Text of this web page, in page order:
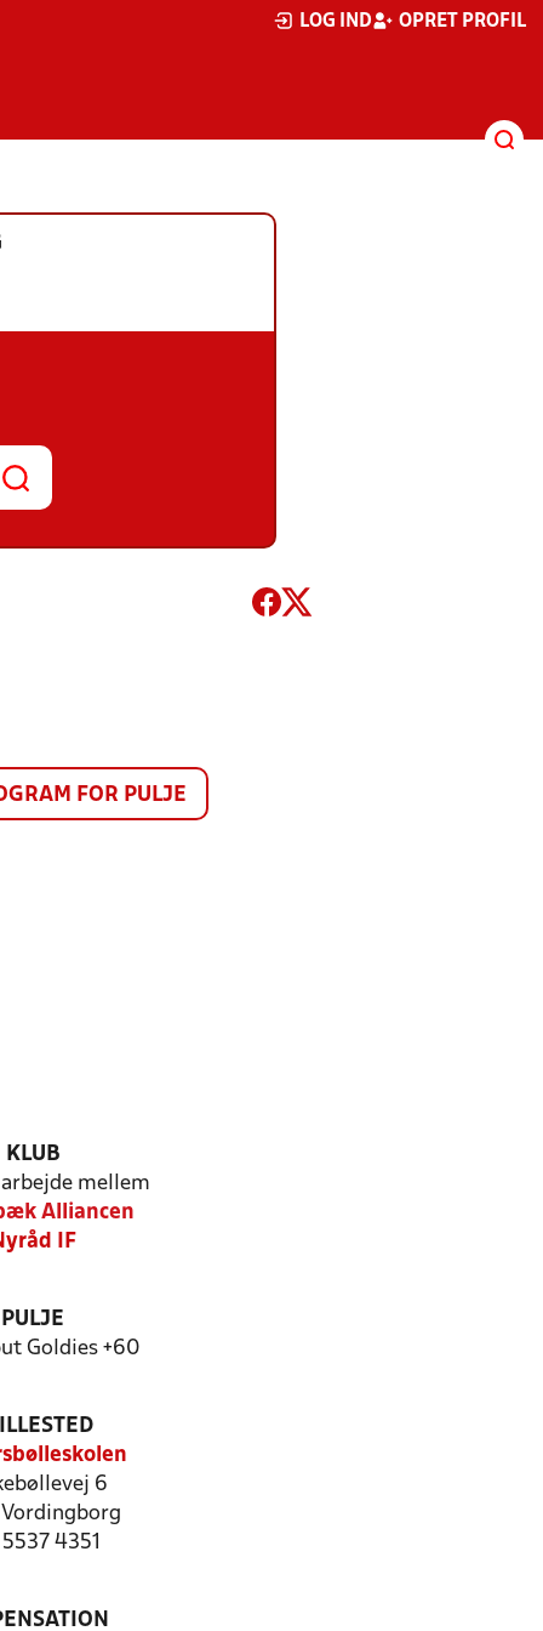
LOG IND OPRET PROFIL
FOR PULJE
KLUB
mellem
Alliancen
IF
PULJE
Goldies +60
6
4351